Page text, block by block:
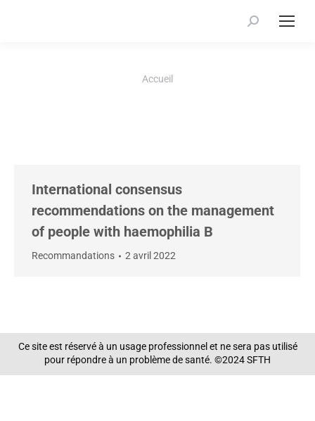
Recherche
Accueil
International consensus
recommendations on the management
of people with haemophilia B
Recommandations 2 avril 2022
Ce site est réservé à un usage professionnel et ne sera pas utilisé
pour répondre à un problème de santé. ©2024 SFTH